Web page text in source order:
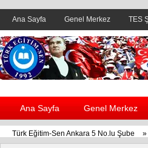
Ana Sayfa Genel Merkez TES
Ana Sayfa Genel Merkez
Türk Eğitim-Sen Ankara 5 No.lu Şube »